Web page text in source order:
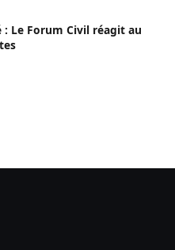
: Le Forum Civil réagit au